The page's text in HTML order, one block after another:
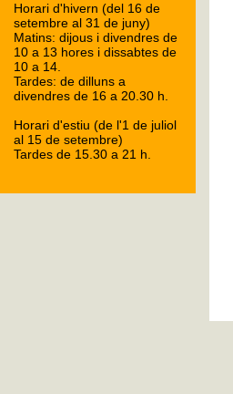
Horari d'hivern (del 16 de
setembre al 31 de juny)
Matins: dijous i divendres de
10 a 13 hores i dissabtes de
10 a 14.
Tardes: de dilluns a
divendres de 16 a 20.30 h.
Horari d'estiu (de l'1 de juliol
al 15 de setembre)
Tardes de 15.30 a 21 h.